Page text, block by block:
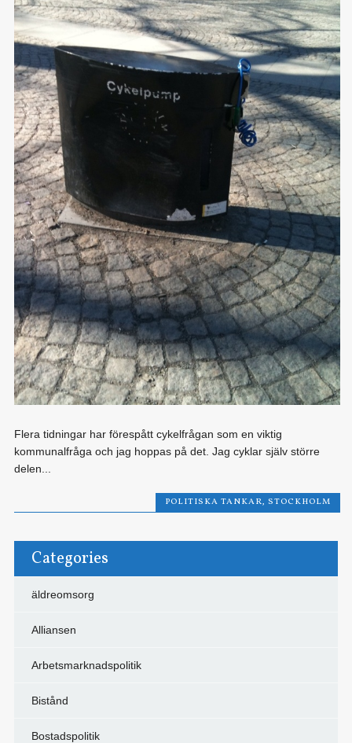
Flera tidningar har förespått cykelfrågan som en viktig
kommunalfråga och jag hoppas på det. Jag cyklar själv större
delen...
POLITISKA TANKAR, STOCKHOLM
Categories
äldreomsorg
Alliansen
Arbetsmarknadspolitik
Bistånd
Bostadspolitik